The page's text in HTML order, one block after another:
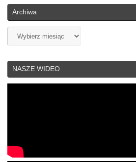
Archiwa
NASZE WIDEO